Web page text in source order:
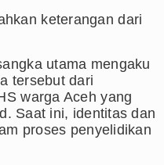
keterangan dari
utama mengaku
tersebut dari
warga Aceh yang
Saat ini, identitas dan
proses penyelidikan